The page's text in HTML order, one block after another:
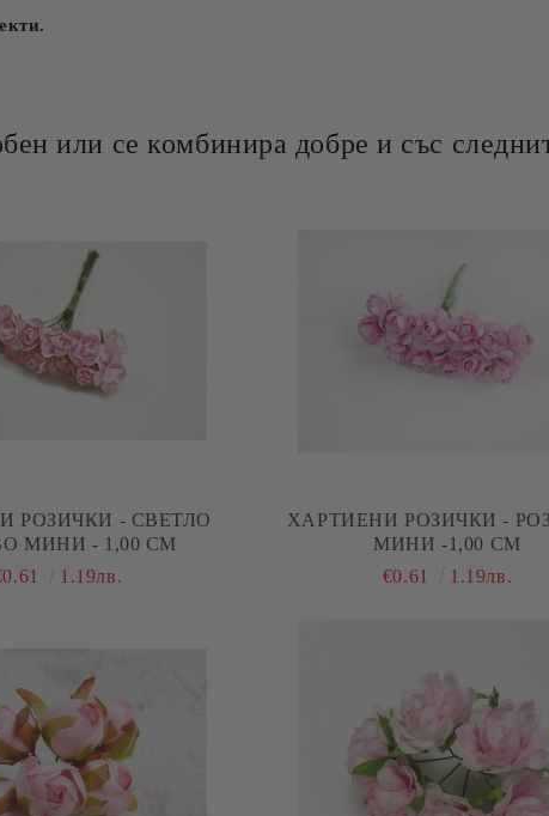
или се комбинира добре и със
- СВЕТЛО
МИНИ - 1,00 СМ
1.19лв.
ХАРТИЕНИ РОЗИЧКИ -
МИНИ -1,00 СМ
€0.61
1.19лв.